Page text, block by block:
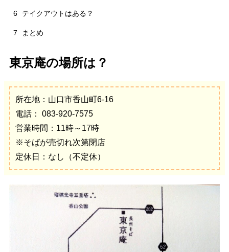
6 テイクアウトはある？
7 まとめ
東京庵の場所は？
所在地：山口市香山町6-16
電話： 083-920-7575
営業時間：11時～17時
※そばが売切れ次第閉店
定休日：なし（不定休）